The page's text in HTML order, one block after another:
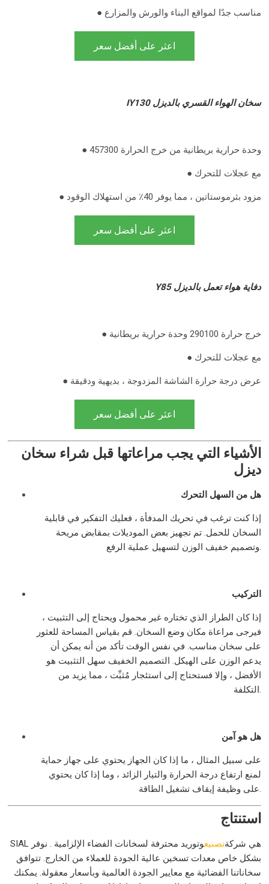
● مناسب جدًا لمواقع البناء والورش والمزارع
اعثر على أفضل سعر
IY130 سخان الهواء القسري بالديزل
● 457300 وحدة حرارية بريطانية من خرج الحرارة
● مع عجلات للتحرك
● مزود بثرموستاتين ، مما يوفر 40٪ من استهلاك الوقود
اعثر على أفضل سعر
Y85 دفاية هواء تعمل بالديزل
● خرج حرارة 290100 وحدة حرارية بريطانية
● مع عجلات للتحرك
● عرض درجة حرارة الشاشة المزدوجة ، بديهية ودقيقة
اعثر على أفضل سعر
الأشياء التي يجب مراعاتها قبل شراء سخان
ديزل
هل من السهل التحرك
إذا كنت ترغب في تحريك المدفأة ، فعليك التفكير في قابلية
السخان للحمل. تم تجهيز بعض الموديلات بمقابض مريحة
وتصميم خفيف الوزن لتسهيل عملية الرفع.
التركيب
إذا كان الطراز الذي تختاره غير محمول ويحتاج إلى التثبيت ،
فيرجى مراعاة مكان وضع السخان. قم بقياس المساحة للعثور
على سخان مناسب. في نفس الوقت تأكد من أنه يمكن أن
يدعم الوزن على الهيكل. التصميم الخفيف سهل التثبيت هو
الأفضل ، وإلا فستحتاج إلى استئجار مُثبِّت ، مما يزيد من
التكلفة.
هل هو آمن
على سبيل المثال ، ما إذا كان الجهاز يحتوي على جهاز حماية
لمنع ارتفاع درجة الحرارة والتيار الزائد ، وما إذا كان يحتوي
على وظيفة إيقاف تشغيل الطاقة.
استنتاج
SIAL هي شركةتصنيعوتوريد محترفة لسخانات الفضاء الإلزامية . نوفر
بشكل خاص معدات تسخين عالية الجودة للعملاء من الخارج. تتوافق
سخاناتنا الفضائية مع معايير الجودة العالمية وبأسعار معقولة. يمكنك